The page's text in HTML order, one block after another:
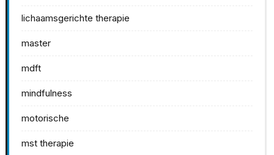
lichaamsgerichte therapie
master
mdft
mindfulness
motorische
mst therapie